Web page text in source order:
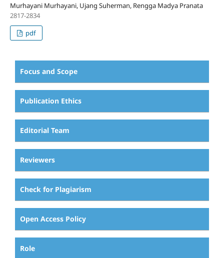
Murhayani Murhayani, Ujang Suherman, Rengga Madya Pranata
2817-2834
pdf
Focus and Scope
Publication Ethics
Editorial Team
Reviewers
Check for Plagiarism
Open Access Policy
Role